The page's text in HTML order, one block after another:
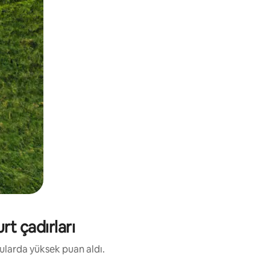
çadırları
yüksek puan aldı.